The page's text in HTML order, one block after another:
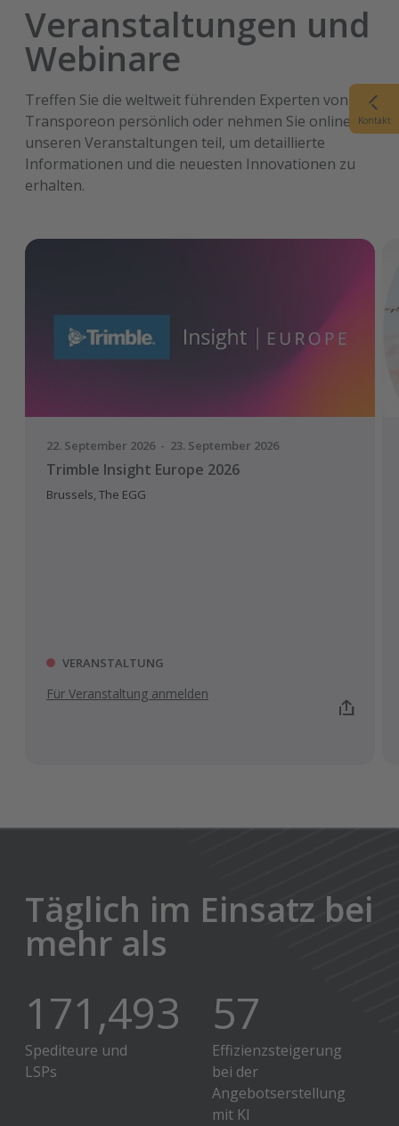
Kontakt
WEITERE CASE STUDIES
Veranstaltungen und
Webinare
Treffen Sie die weltweit führenden Experten von
Transporeon persönlich oder nehmen Sie online an
unseren Veranstaltungen teil, um detaillierte
Informationen und die neuesten Innovationen zu
erhalten.
22. September 2026 - 23. September 2026
Trimble Insight Europe 2026
Brussels, The EGG
VERANSTALTUNG
Für Veranstaltung anmelden
Täglich im Einsatz bei
mehr als
210,000 70
Effizienzsteigerung
bei der
Angebotserstellung
mit KI